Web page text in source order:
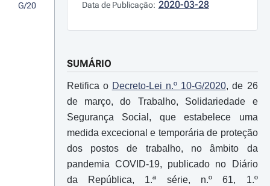
G/2020
Data de Publicação: 2020-03-28
SUMÁRIO
Retifica o Decreto-Lei n.º 10-G/2020, de 26
de março, do Trabalho, Solidariedade e
Segurança Social, que estabelece uma
medida excecional e temporária de proteção
dos postos de trabalho, no âmbito da
pandemia COVID-19, publicado no Diário
da República, 1.ª série, n.º 61, 1.º